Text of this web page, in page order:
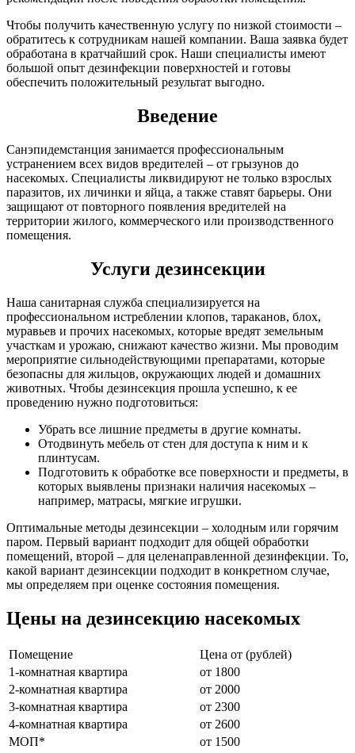
Чтобы получить качественную услугу по низкой стоимости –
обратитесь к сотрудникам нашей компании. Ваша заявка будет
обработана в кратчайший срок. Наши специалисты имеют
большой опыт дезинфекции поверхностей и готовы
обеспечить положительный результат выгодно.
Введение
Санэпидемстанция занимается профессиональным
устранением всех видов вредителей – от грызунов до
насекомых. Специалисты ликвидируют не только взрослых
паразитов, их личинки и яйца, а также ставят барьеры. Они
защищают от повторного появления вредителей на
территории жилого, коммерческого или производственного
помещения.
Услуги дезинсекции
Наша санитарная служба специализируется на
профессиональном истреблении клопов, тараканов, блох,
муравьев и прочих насекомых, которые вредят земельным
участкам и урожаю, снижают качество жизни. Мы проводим
мероприятие сильнодействующими препаратами, которые
безопасны для жильцов, окружающих людей и домашних
животных. Чтобы дезинсекция прошла успешно, к ее
проведению нужно подготовиться:
Убрать все лишние предметы в другие комнаты.
Отодвинуть мебель от стен для доступа к ним и к
плинтусам.
Подготовить к обработке все поверхности и предметы, в
которых выявлены признаки наличия насекомых –
например, матрасы, мягкие игрушки.
Оптимальные методы дезинсекции – холодным или горячим
паром. Первый вариант подходит для общей обработки
помещений, второй – для целенаправленной дезинфекции. То,
какой вариант дезинсекции подходит в конкретном случае,
мы определяем при оценке состояния помещения.
Цены на дезинсекцию насекомых
Помещение
Цена от (рублей)
1-комнатная квартира
от 1800
2-комнатная квартира
от 2000
3-комнатная квартира
от 2300
4-комнатная квартира
от 2600
МОП*
от 1500